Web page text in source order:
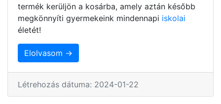
termék kerüljön a kosárba, amely aztán később
megkönnyíti gyermekeink mindennapi iskolai
életét!
Elolvasom →
Létrehozás dátuma: 2024-01-22